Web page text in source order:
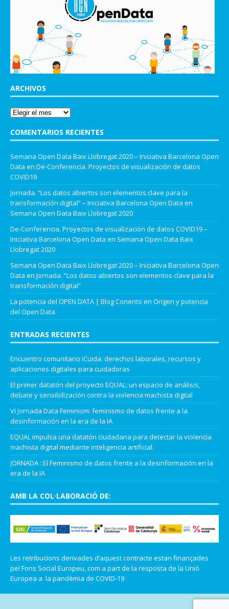
ARCHIVOS
COMENTARIOS RECIENTES
Semana Open Data Baix Llobregat 2020 – Iniciativa Barcelona Open
Data en De-Conferencia. Proyectos de visualización de datos
COVID19
Jornada. “Los datos abiertos son elementos clave para la
transformación digital” – Iniciativa Barcelona Open Data en
Semana Open Data Baix Llobregat 2020
De-Conferencia. Proyectos de visualización de datos COVID19 –
Iniciativa Barcelona Open Data en Semana Open Data Baix
Llobregat 2020
Semana Open Data Baix Llobregat 2020 – Iniciativa Barcelona Open
Data en Jornada. “Los datos abiertos son elementos clave para la
transformación digital”
La potencia del OPEN DATA | Blog Conento en Origen y potencia
del Open Data
ENTRADAS RECIENTES
Encuentro comunitario iCuida: derechos laborales, recursos y
aplicaciones digitales para cuidadoras
El primer datatón del proyecto EQUAL: un espacio de análisis,
debate y sensibilización contra la violencia machista digital
VI Jornada Data Feminism: feminismo de datos frente a la
desinformación en la era de la IA
EQUAL impulsa una datatón ciudadana para detectar la violencia
machista digital mediante inteligencia artificial.
JORNADA : El Feminismo de datos frente a la desinformación en la
era de la IA
AMB LA COL·LABORACIÓ DE:
Les retribucions derivades d’aquest contracte estan finançades
pel Fons Social Europeu, com a part de la resposta de la Unió
Europea a la pandèmia de COVID-19